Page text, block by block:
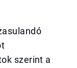
szerint a